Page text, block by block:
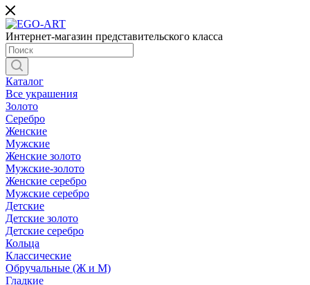
Интернет-магазин представительского класса
Каталог
Все украшения
Золото
Серебро
Женские
Мужские
Женские золото
Мужские-золото
Женские серебро
Мужские серебро
Детские
Детские золото
Детские серебро
Кольца
Классические
Обручальные (Ж и М)
Гладкие